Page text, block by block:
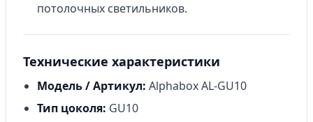
потолочных светильников.
Технические характеристики
Модель / Артикул: Alphabox AL-GU10
Тип цоколя: GU10